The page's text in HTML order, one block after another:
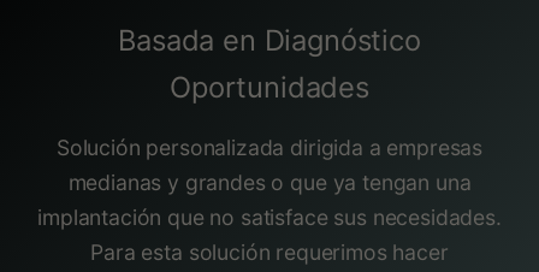
Basada en Diagnóstico
Oportunidades
Solución personalizada dirigida a empresas
medianas y grandes o que ya tengan una
implantación que no satisface sus necesidades.
Para esta solución requerimos hacer